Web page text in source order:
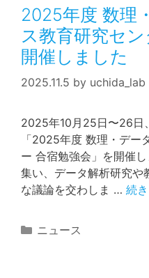
ー
2025年度 数理
ス教育研究セ
開催しました
2025.11.5 by uchida_lab
2025年10月25日〜26日
「2025年度 数理・デー
ー 合宿勉強会」を開催
集い、データ解析研究や
な議論を交わしま … 続
カ
ニュース